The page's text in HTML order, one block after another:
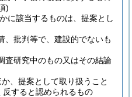
)
に該当するものは、提案とし
、批判等で、建設的でないも
査研究中のもの又はその結論
、提案として取り扱うこと
すると認められるもの